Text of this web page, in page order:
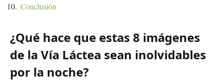
Conclusión
¿Qué hace que estas 8 imágenes
de la Vía Láctea sean inolvidables
por la noche?